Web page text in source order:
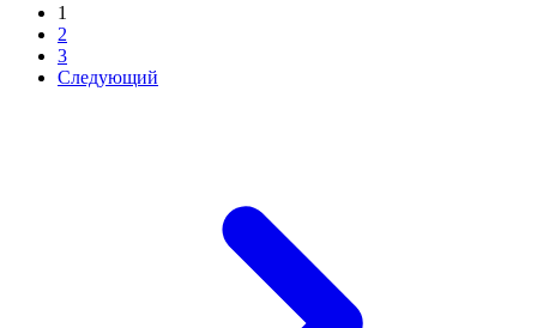
1
2
3
Следующий